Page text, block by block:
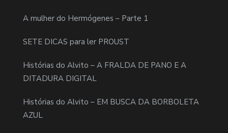
A mulher do Hermógenes – Parte 1
SETE DICAS para ler PROUST
Histórias do Alvito – A FRALDA DE PANO E A
DITADURA DIGITAL
Histórias do Alvito – EM BUSCA DA BORBOLETA
AZUL